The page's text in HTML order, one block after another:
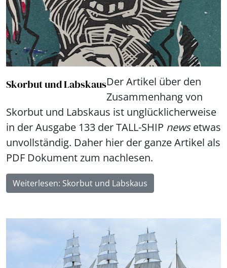
Skorbut und LabskausDer Artikel über den
Zusammenhang von
Skorbut und Labskaus ist unglücklicherweise
in der Ausgabe 133 der TALL-SHIP newsetwas
unvollständig. Daher hier der ganze Artikel als
PDF Dokument zum nachlesen.
Weiterlesen: Skorbut und Labskaus